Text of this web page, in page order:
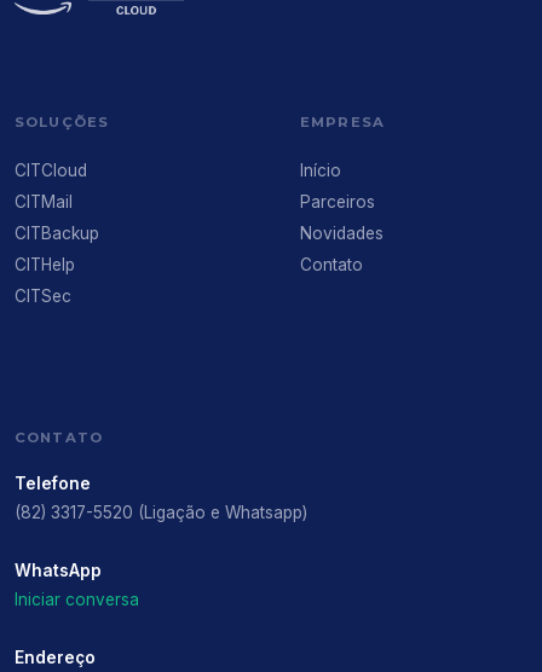
SOLUÇÕES
CITCloud
CITMail
CITBackup
CITHelp
CITSec
EMPRESA
Início
Parceiros
Novidades
Contato
CONTATO
Telefone
(82) 3317-5520 (Ligação e Whatsapp)
WhatsApp
Iniciar conversa
Endereço